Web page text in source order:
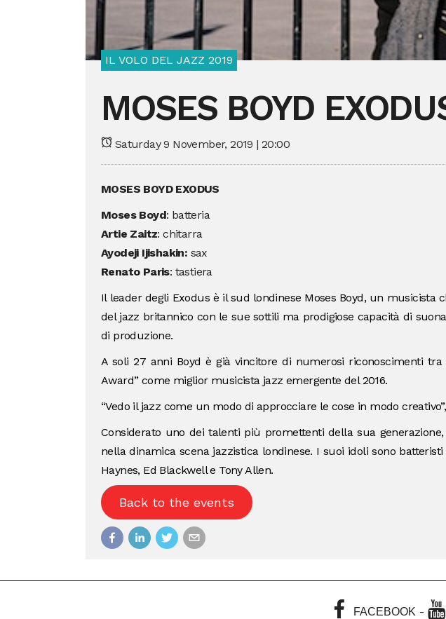
IL VOLO DEL JAZZ 2019
MOSES BOYD
Saturday 9 November, 2019 | 20:00
MOSES BOYD EXODUS
Moses Boyd: batteria
Artie Zaitz: chitarra
Ayodeji Ijishakin: sax
Renato Paris: tastiera
Il leader degli Exodus è il sud londinese Moses Boyd, un musicista
del jazz britannico con le sue sottili ma prodigiose capacità di
di produzione.
A soli 27 anni Boyd è già vincitore di numerosi riconoscimenti
Award” come miglior musicista jazz emergente del 2016.
“Vedo il jazz come un modo di approcciare le cose in modo
Considerato uno dei talenti più promettenti della sua
nella dinamica scena jazzistica londinese. I suoi idoli sono
Haynes, Ed Blackwell e Tony Allen.
Back to the events
FACEBOOK-